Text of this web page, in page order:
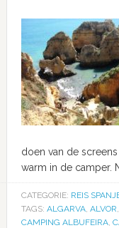
doen van de
warm in de camper.
CATEGORIE: REIS
TAGS: ALGARVA, ALVOR,
CAMPING ALBUFEIRA,